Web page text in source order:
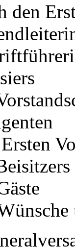
den